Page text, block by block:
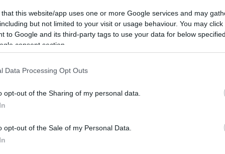
that this website/app uses one or more Google services and may
but not limited to your visit or usage behaviour. You may
to Google and its third-party tags to use your data for below
consent section.
Data Processing Opt Outs
opt-out of the Sharing of my personal data.
opt-out of the Sale of my Personal Data.
Pirelli si concluderà al termine della
abbandonerà infatti il petto dei
anche nell’impresa delTriplete.
e passaggio di proprietà, attorno
sponsor.